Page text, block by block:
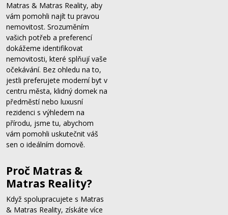
Matras & Matras Reality, aby
vám pomohli najít tu pravou
nemovitost. Srozuměním
vašich potřeb a preferencí
dokážeme identifikovat
nemovitosti, které splňují vaše
očekávání. Bez ohledu na to,
jestli preferujete moderní byt v
centru města, klidný domek na
předměstí nebo luxusní
rezidenci s výhledem na
přírodu, jsme tu, abychom
vám pomohli uskutečnit váš
sen o ideálním domově.
Proč Matras &
Matras Reality?
Když spolupracujete s Matras
& Matras Reality, získáte více